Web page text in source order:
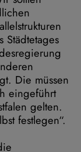
Städtetages
Die müssen
eingeführt
gelten.
festlegen“.